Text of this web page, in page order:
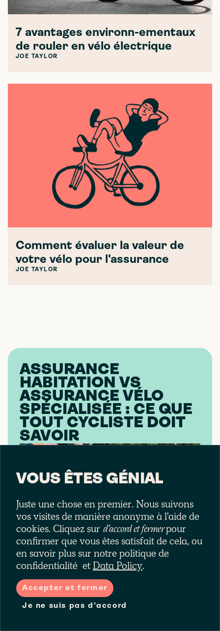
7 avantages environn-ementaux
de rouler en vélo électrique
JOE TAYLOR
Comment évaluer la valeur de
votre vélo pour l'assurance
JOE TAYLOR
ASSURANCE
HABITATION VS
ASSURANCE VÉLO
SPÉCIALISÉE : CE QUE
TOUT CYCLISTE DOIT
SAVOIR
Assurance habitation vs
assurance vélo spécialisée : ce
que tout cycliste doit savoir
L’assurance habitation offre une protection limitée
pour les vélos, souvent restreinte au domicile et sans
couverture des accidents. Une assurance vélo
spécialisée propose une protection complète,
VOUS ÊTES GÉNIAL
Juste une chose en premier. Nous suivons
vos visites de manière anonyme à l'aide de
cookies. Cliquez sur d'accord et fermerpour
confirmer que vous êtes satisfait de cela, ou
en savoir plus sur notre politique de
confidentialité etData Policy.
Accepter et fermer
Je ne suis pas d'accord